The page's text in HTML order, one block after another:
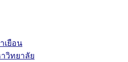
เยือน
วิทยาลัย